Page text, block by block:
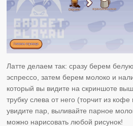
Латте делаем так: сразу берем
эспрессо, затем берем молоко и
который вы видите на скриншоте
трубку слева от него (торчит из
увидите пар, выливайте парное
можно нарисовать любой рисунок!